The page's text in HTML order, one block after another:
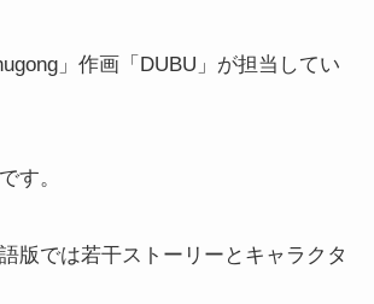
」作画「DUBU」が担当してい
す。
版では若干ストーリーとキャラクタ